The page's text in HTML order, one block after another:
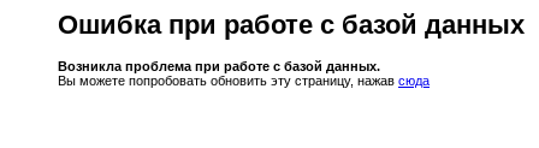
Ошибка при работе с базой данных
Возникла проблема при работе с базой данных.
Вы можете попробовать обновить эту страницу, нажав сюда